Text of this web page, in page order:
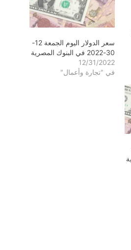
سعر الدولار اليوم الجمعة 12-
30-2022 في البنوك المصرية
12/31/2022
في "تجارة وأعمال"